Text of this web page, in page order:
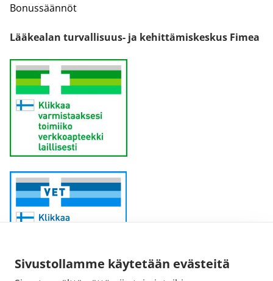
Sivustollamme käytetään evästeitä
Bonussäännöt
Lääkealan turvallisuus- ja kehittämiskeskus Fimea